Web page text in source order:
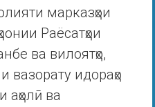
марказҳои
Раёсатҳои
ва вилоятҳо,
вазорату идораҳо
аҳолӣ ва